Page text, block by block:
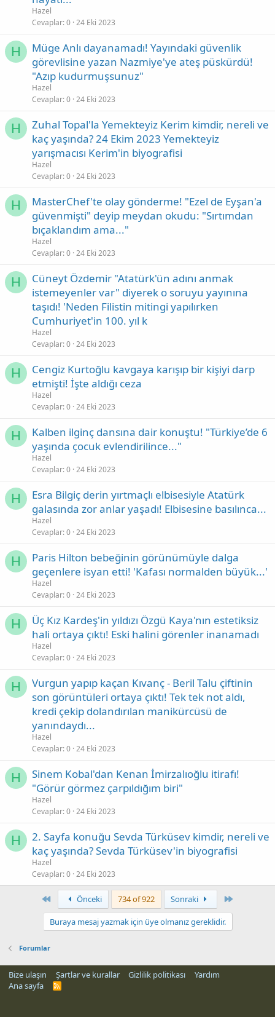
Hazel
Cevaplar 0 24 Eki 2023
H
Müge Anlı dayanamadı! Yayındaki güvenlik
görevlisine yazan Nazmiye'ye ateş püskürdü!
"Azıp kudurmuşsunuz"
Hazel
Cevaplar 0 24 Eki 2023
H
Zuhal Topal'la Yemekteyiz Kerim kimdir, nereli ve
kaç yaşında? 24 Ekim 2023 Yemekteyiz
yarışmacısı Kerim'in biyografisi
Hazel
Cevaplar 0 24 Eki 2023
H
MasterChef'te olay gönderme! "Ezel de Eyşan'a
güvenmişti" deyip meydan okudu: "Sırtımdan
bıçaklandım ama..."
Hazel
Cevaplar 0 24 Eki 2023
H
Cüneyt Özdemir "Atatürk'ün adını anmak
istemeyenler var" diyerek o soruyu yayınına
taşıdı! 'Neden Filistin mitingi yapılırken
Cumhuriyet'in 100. yıl k
Hazel
Cevaplar 0 24 Eki 2023
H
Cengiz Kurtoğlu kavgaya karışıp bir kişiyi darp
etmişti! İşte aldığı ceza
Hazel
Cevaplar 0 24 Eki 2023
H
Kalben ilginç dansına dair konuştu! "Türkiye’de 6
yaşında çocuk evlendirilince..."
Hazel
Cevaplar 0 24 Eki 2023
H
Esra Bilgiç derin yırtmaçlı elbisesiyle Atatürk
galasında zor anlar yaşadı! Elbisesine basılınca...
Hazel
Cevaplar 0 24 Eki 2023
H
Paris Hilton bebeğinin görünümüyle dalga
geçenlere isyan etti! 'Kafası normalden büyük...'
Hazel
Cevaplar 0 24 Eki 2023
H
Üç Kız Kardeş'in yıldızı Özgü Kaya'nın estetiksiz
hali ortaya çıktı! Eski halini görenler inanamadı
Hazel
Cevaplar 0 24 Eki 2023
H
Vurgun yapıp kaçan Kıvanç - Beril Talu çiftinin
son görüntüleri ortaya çıktı! Tek tek not aldı,
kredi çekip dolandırılan manikürcüsü de
yanındaydı...
Hazel
Cevaplar 0 24 Eki 2023
H
Sinem Kobal'dan Kenan İmirzalıoğlu itirafı!
"Görür görmez çarpıldığım biri"
Hazel
Cevaplar 0 24 Eki 2023
H
2. Sayfa konuğu Sevda Türküsev kimdir, nereli ve
kaç yaşında? Sevda Türküsev'in biyografisi
Hazel
Cevaplar 0 24 Eki 2023
Önceki 734 of 922 Sonraki
Buraya mesaj yazmak için üye olmanız gereklidir.
Forumlar
Bize ulaşın Şartlar ve kurallar Gizlilik politikası
Yardım
Ana sayfa
R